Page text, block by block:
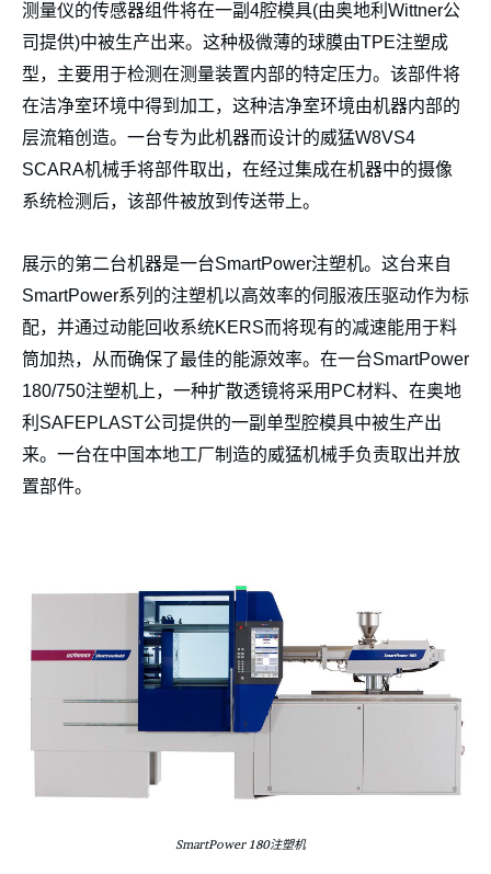
测量仪的传感器组件将在一副4腔模具(由奥地利Wittner公
司提供)中被生产出来。这种极微薄的球膜由TPE注塑成
型，主要用于检测在测量装置内部的特定压力。该部件将
在洁净室环境中得到加工，这种洁净室环境由机器内部的
层流箱创造。一台专为此机器而设计的威猛W8VS4
SCARA机械手将部件取出，在经过集成在机器中的摄像
系统检测后，该部件被放到传送带上。
展示的第二台机器是一台SmartPower注塑机。这台来自
SmartPower系列的注塑机以高效率的伺服液压驱动作为标
配，并通过动能回收系统KERS而将现有的减速能用于料
筒加热，从而确保了最佳的能源效率。在一台SmartPower
180/750注塑机上，一种扩散透镜将采用PC材料、在奥地
利SAFEPLAST公司提供的一副单型腔模具中被生产出
来。一台在中国本地工厂制造的威猛机械手负责取出并放
置部件。
SmartPower 180注塑机